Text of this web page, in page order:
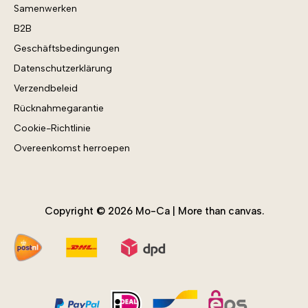
IAMaureen
Kerst
Kids
Kunst
Mindfulness
Natuur
Nieuwste producten
Sale
Toebehoren
Samenwerken
B2B
Geschäftsbedingungen
Datenschutzerklärung
Verzendbeleid
Rücknahmegarantie
Cookie-Richtlinie
Overeenkomst herroepen
Copyright © 2026 Mo-Ca | More than canvas.